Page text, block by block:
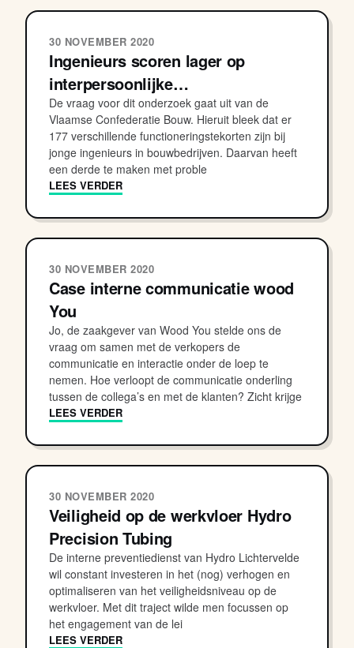
30 NOVEMBER 2020
Ingenieurs scoren lager op
interpersoonlijke…
De vraag voor dit onderzoek gaat uit van de
Vlaamse Confederatie Bouw. Hieruit bleek dat er
177 verschillende functioneringstekorten zijn bij
jonge ingenieurs in bouwbedrijven. Daarvan heeft
een derde te maken met proble
LEES VERDER
30 NOVEMBER 2020
Case interne communicatie wood
You
Jo, de zaakgever van Wood You stelde ons de
vraag om samen met de verkopers de
communicatie en interactie onder de loep te
nemen. Hoe verloopt de communicatie onderling
tussen de collega’s en met de klanten? Zicht krijge
LEES VERDER
30 NOVEMBER 2020
Veiligheid op de werkvloer Hydro
Precision Tubing
De interne preventiedienst van Hydro Lichtervelde
wil constant investeren in het (nog) verhogen en
optimaliseren van het veiligheidsniveau op de
werkvloer. Met dit traject wilde men focussen op
het engagement van de lei
LEES VERDER